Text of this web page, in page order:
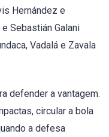
Hernández e
Sebastián Galani
Vadalá e Zavala
defender a vantagem.
circular a bola
a defesa